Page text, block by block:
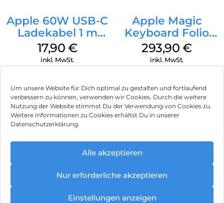
Um unsere Website für Dich optimal zu gestalten und fortlaufend
verbessern zu können, verwenden wir Cookies. Durch die weitere
Nutzung der Website stimmst Du der Verwendung von Cookies zu.
Weitere Informationen zu Cookies erhältst Du in unserer
Datenschutzerklärung.
Alle akzeptieren
Nur erforderliche akzeptieren
Einstellungen anzeigen
Apple 60W USB-C
Ladekabel 1 m
Weiß
17,90 €
inkl. MwSt.
Apple Magic
Keyboard Folio
iPad 10.9″ (10.Gen.)
Weiß
293,90€
inkl. MwSt.
Impressum
Hinweis zur Batterieentsorgung